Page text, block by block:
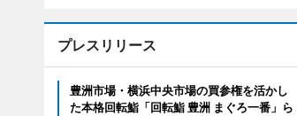
プレスリリース
豊洲市場・横浜中央市場の買参権を活かし
た本格回転鮨「回転鮨 豊洲 まぐろ一番」ら